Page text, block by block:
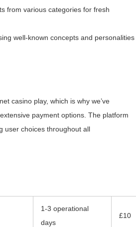
from various categories for fresh
well-known concepts and personalities
casino play, which is why we’ve
payment options. The platform
user choices throughout all
1-3 operational
days
£10